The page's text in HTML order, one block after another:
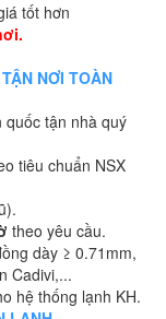
tốt hơn
NƠI TOÀN
quốc tận nhà quý
tiêu chuẩn NSX
theo yêu cầu.
dày ≥ 0.71mm,
Cadivi,...
hệ thống lạnh KH.